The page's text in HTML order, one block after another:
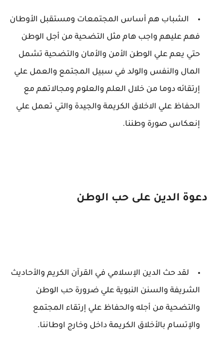
الشباب هم أساس المجتمعات ومستقبل الأوطان
فهم عليهم واجب هام مثل التضحية من أجل الوطن
حتي يعم علي الوطن الأمن والأمان والتضحية تشمل
المال والنفس والولد في سبيل المجتمع والعمل علي
إرتقائه دوما من خلال العلم والعلوم ومجالاتهم مع
الحفاظ علي الاخلاق الكريمة والجيدة والتي تعمل علي
إنعكاس صورة وطننا.
دعوة الدين على حب الوطن
لقد حث الدين الإسلامي في القرآن الكريم والأحاديث
الشريفة والسنن النبوية علي ضرورة حب الوطن
والتضحية من أجله والحفاظ علي إرتقاء المجتمع
والإتسام بالأخلاق الكريمة داخل وخارج اوطاننا.